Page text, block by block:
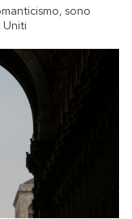
sono
Uniti